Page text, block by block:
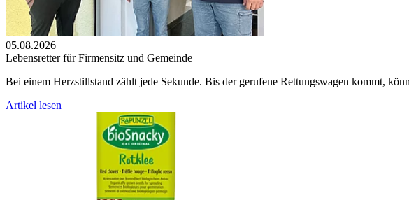
05.08.2026
Lebensretter für Firmensitz und Gemeinde
Bei einem Herzstillstand zählt jede Sekunde. Bis der gerufene Rettungswagen kommt,
Artikel lesen